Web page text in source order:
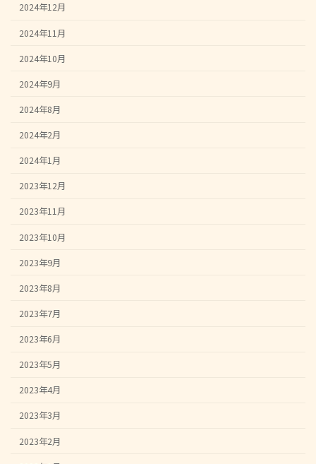
2024年12月
2024年11月
2024年10月
2024年9月
2024年8月
2024年2月
2024年1月
2023年12月
2023年11月
2023年10月
2023年9月
2023年8月
2023年7月
2023年6月
2023年5月
2023年4月
2023年3月
2023年2月